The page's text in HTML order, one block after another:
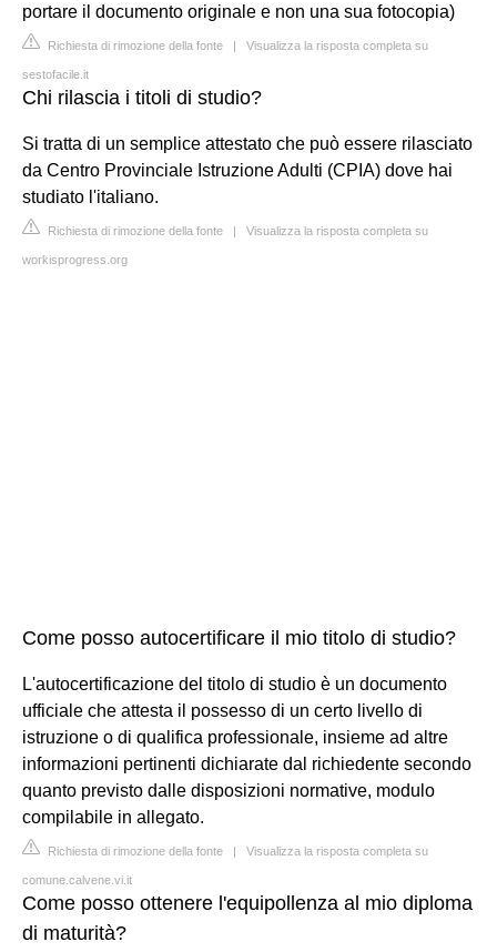
portare il documento originale e non una sua fotocopia)
Richiesta di rimozione della fonte | Visualizza la risposta completa su
sestofacile.it
Chi rilascia i titoli di studio?
Si tratta di un semplice attestato che può essere rilasciato
da Centro Provinciale Istruzione Adulti (CPIA) dove hai
studiato l'italiano.
Richiesta di rimozione della fonte | Visualizza la risposta completa su
workisprogress.org
Come posso autocertificare il mio titolo di studio?
L'autocertificazione del titolo di studio è un documento
ufficiale che attesta il possesso di un certo livello di
istruzione o di qualifica professionale, insieme ad altre
informazioni pertinenti dichiarate dal richiedente secondo
quanto previsto dalle disposizioni normative, modulo
compilabile in allegato.
Richiesta di rimozione della fonte | Visualizza la risposta completa su
comune.calvene.vi.it
Come posso ottenere l'equipollenza al mio diploma
di maturità?